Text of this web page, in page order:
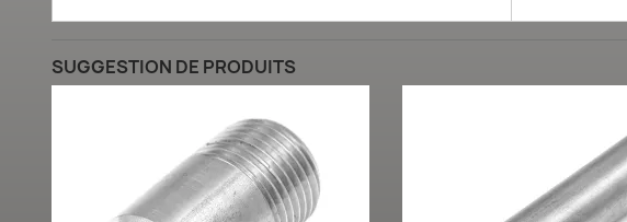
SUGGESTION DE PRODUITS